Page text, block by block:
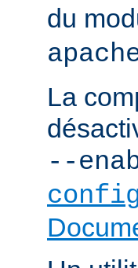
du
La
--